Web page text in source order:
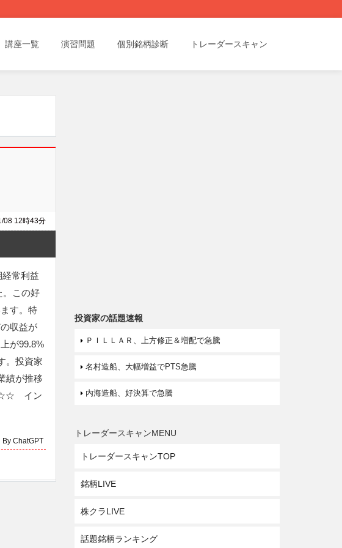
講座一覧 演習問題 個別銘柄診断 トレーダースキャン
08 12時43分
常利益
。この好
す。特
収益が
が99.8%
。投資家
績が推移
イン
By ChatGPT
投資家の話題速報
ＰＩＬＬＡＲ、上方修正＆増配で急騰
名村造船、大幅増益でPTS急騰
内海造船、好決算で急騰
トレーダースキャンMENU
トレーダースキャンTOP
銘柄LIVE
株クラLIVE
話題銘柄ランキング